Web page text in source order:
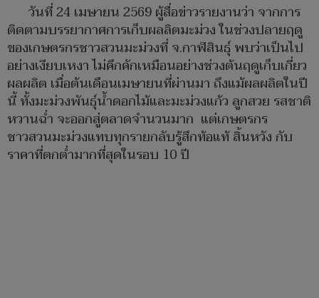
วันที่ 24 เมษายน 2569 ผู้สื่อข่าวรายงานว่า จากการ
ติดตามบรรยากาศการเก็บผลลิตมะม่วง ในช่วงปลายฤดู
ของเกษตรกรชาวสวนมะม่วงที่ จ.กาฬสินธุ์ พบว่าเป็นไป
อย่างเงียบเหงา ไม่คึกคักเหมือนอย่างช่วงต้นฤดูเก็บเกี่ยว
ผลผลิต เมื่อต้นเดือนเมษายนที่ผ่านมา ถึงแม้ผลผลิตในปี
นี้ ทั้งมะม่วงพันธุ์น้ำดอกไม้และมะม่วงแก้ว ลูกสวย รสชาติ
หวานฉ่ำ จะออกสู่ตลาดจำนวนมาก แต่เกษตรกร
ชาวสวนมะม่วงแทบทุกรายกลับรู้สึกท้อแท้ สิ้นหวัง กับ
ราคาที่ตกต่ำมากที่สุดในรอบ 10 ปี